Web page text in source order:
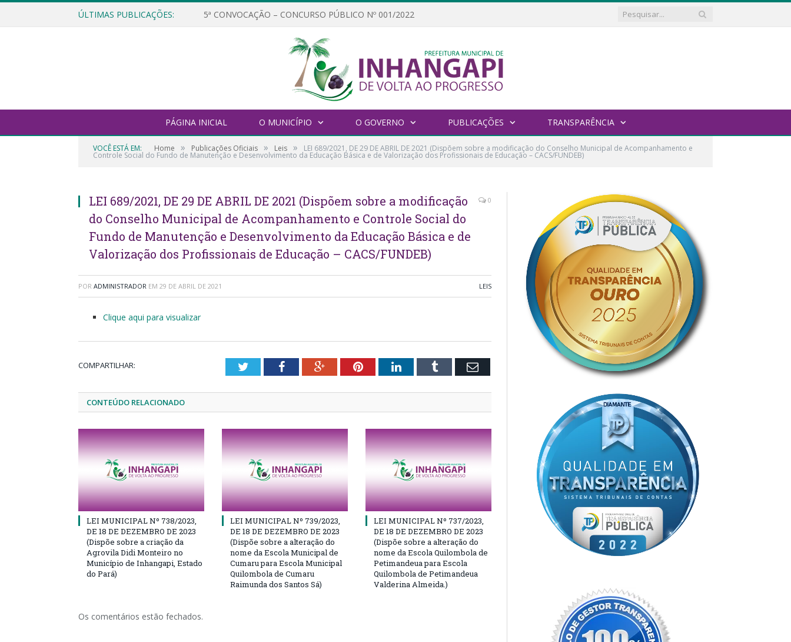
ÚLTIMAS PUBLICAÇÕES: 5ª CONVOCAÇÃO – CONCURSO PÚBLICO Nº 001/2022
PÁGINA INICIAL O MUNICÍPIO O GOVERNO PUBLICAÇÕES TRANSPARÊNCIA
VOCÊ ESTÁ EM: Home » Publicações Oficiais » Leis » LEI 689/2021, DE 29 DE ABRIL DE 2021 (Dispõem sobre a modificação do Conselho Municipal de Acompanhamento e
Controle Social do Fundo de Manutenção e Desenvolvimento da Educação Básica e de Valorização dos Profissionais de Educação – CACS/FUNDEB)
LEI 689/2021, DE 29 DE ABRIL DE 2021 (Dispõem sobre a modificação
do Conselho Municipal de Acompanhamento e Controle Social do
Fundo de Manutenção e Desenvolvimento da Educação Básica e de
Valorização dos Profissionais de Educação – CACS/FUNDEB)
0
POR ADMINISTRADOR EM 29 DE ABRIL DE 2021 LEIS
Clique aqui para visualizar
COMPARTILHAR: TwitterFacebookGoogle+PinterestLinkedInTumblr Email
CONTEÚDO RELACIONADO
LEI MUNICIPAL Nº 738/2023,
DE 18 DE DEZEMBRO DE 2023
(Dispõe sobre a criação da
Agrovila Didi Monteiro no
Município de Inhangapi, Estado
do Pará)
LEI MUNICIPAL Nº 739/2023,
DE 18 DE DEZEMBRO DE 2023
(Dispõe sobre a alteração do
nome da Escola Municipal de
Cumaru para Escola Municipal
Quilombola de Cumaru
Raimunda dos Santos Sá)
LEI MUNICIPAL Nº 737/2023,
DE 18 DE DEZEMBRO DE 2023
(Dispõe sobre a alteração do
nome da Escola Quilombola de
Petimandeua para Escola
Quilombola de Petimandeua
Valderina Almeida.)
Os comentários estão fechados.